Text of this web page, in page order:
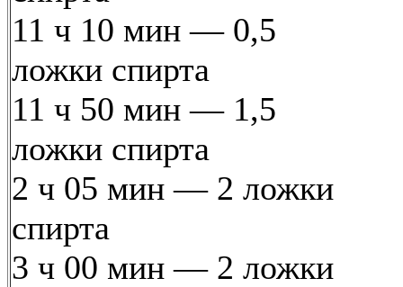
11 ч 10 мин — 0,5
ложки спирта
11 ч 50 мин — 1,5
ложки спирта
2 ч 05 мин — 2 ложки
спирта
3 ч 00 мин — 2 ложки